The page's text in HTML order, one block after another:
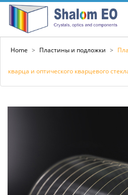
Home > Пластины и подложки >
кварца и оптического кварцевого